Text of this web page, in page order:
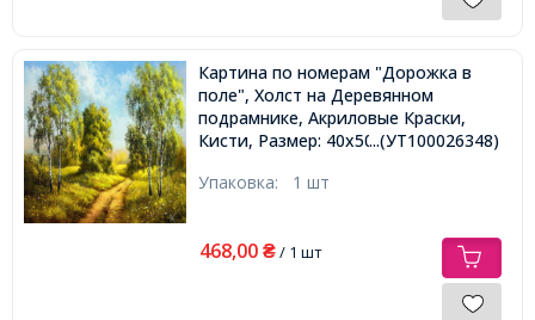
Картина по номерам "Дорожка в
поле", Холст на Деревянном
подрамнике, Акриловые Краски,
Кисти, Размер: 40х50см,...(УТ100026348)
Упаковка: 1 шт
468,00 ₴/ 1 шт